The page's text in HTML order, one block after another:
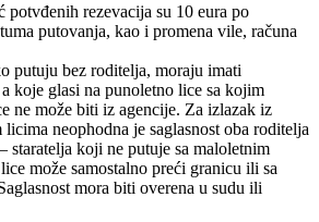
potvđenih rezevacija su 10 eura po
putovanja, kao i promena vile, računa
putuju bez roditelja, moraju imati
koje glasi na punoletno lice sa kojim
ne može biti iz agencije. Za izlazak iz
neophodna je saglasnost oba roditelja
staratelja koji ne putuje sa maloletnim
može samostalno preći granicu ili sa
mora biti overena u sudu ili